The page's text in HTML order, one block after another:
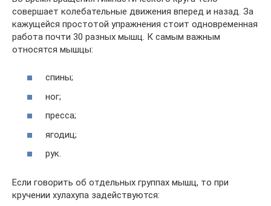
совершает колебательные движения вперед и назад. За
кажущейся простотой упражнения стоит одновременная
работа почти 30 разных мышц. К самым важным
относятся мышцы:
спины;
ног;
пресса;
ягодиц;
рук.
Если говорить об отдельных группах мышц, то при
кручении хулахупа задействуются: